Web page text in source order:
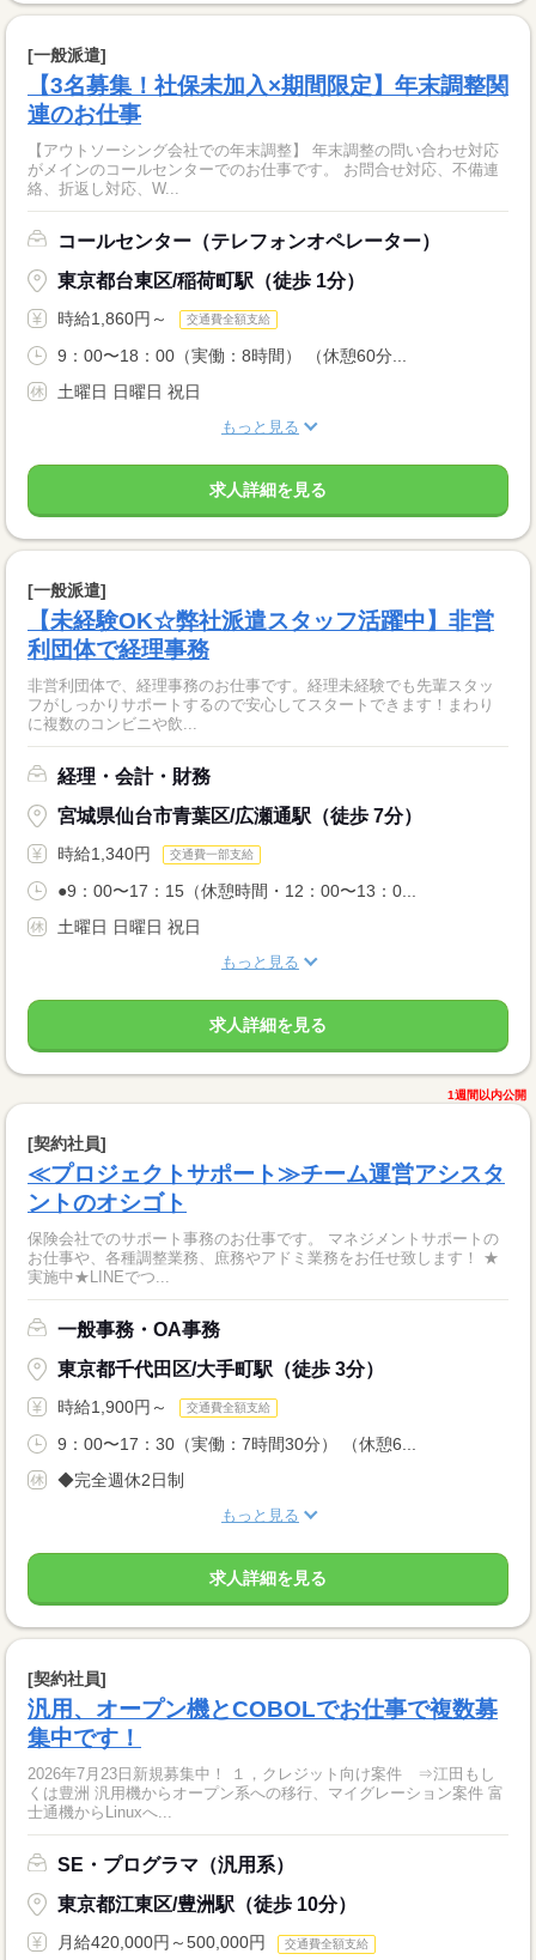
[一般派遣]
【3名募集！社保未加入×期間限定】年末調整関
連のお仕事
【アウトソーシング会社での年末調整】 年末調整の問い合わせ対応
がメインのコールセンターでのお仕事です。 お問合せ対応、不備連
絡、折返し対応、W...
コールセンター（テレフォンオペレーター）
東京都台東区/稲荷町駅（徒歩 1分）
時給1,860円～ 交通費全額支給
9：00〜18：00（実働：8時間） （休憩60分...
土曜日 日曜日 祝日
もっと見る
求人詳細を見る
[一般派遣]
【未経験OK☆弊社派遣スタッフ活躍中】非営
利団体で経理事務
非営利団体で、経理事務のお仕事です。経理未経験でも先輩スタッ
フがしっかりサポートするので安心してスタートできます！まわり
に複数のコンビニや飲...
経理・会計・財務
宮城県仙台市青葉区/広瀬通駅（徒歩 7分）
時給1,340円 交通費一部支給
●9：00〜17：15（休憩時間・12：00〜13：0...
土曜日 日曜日 祝日
もっと見る
求人詳細を見る
1週間以内公開
[契約社員]
≪プロジェクトサポート≫チーム運営アシスタ
ントのオシゴト
保険会社でのサポート事務のお仕事です。 マネジメントサポートの
お仕事や、各種調整業務、庶務やアドミ業務をお任せ致します！ ★
実施中★LINEでつ...
一般事務・OA事務
東京都千代田区/大手町駅（徒歩 3分）
時給1,900円～ 交通費全額支給
9：00〜17：30（実働：7時間30分） （休憩6...
◆完全週休2日制
もっと見る
求人詳細を見る
[契約社員]
汎用、オープン機とCOBOLでお仕事で複数募
集中です！
2026年7月23日新規募集中！ １，クレジット向け案件 ⇒江田もし
くは豊洲 汎用機からオープン系への移行、マイグレーション案件 富
士通機からLinuxへ...
SE・プログラマ（汎用系）
東京都江東区/豊洲駅（徒歩 10分）
月給420,000円～500,000円 交通費全額支給